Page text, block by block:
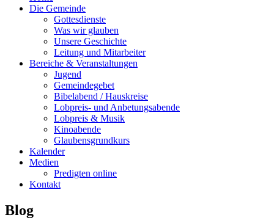
Die Gemeinde
Gottesdienste
Was wir glauben
Unsere Geschichte
Leitung und Mitarbeiter
Bereiche & Veranstaltungen
Jugend
Gemeindegebet
Bibelabend / Hauskreise
Lobpreis- und Anbetungsabende
Lobpreis & Musik
Kinoabende
Glaubensgrundkurs
Kalender
Medien
Predigten online
Kontakt
Blog